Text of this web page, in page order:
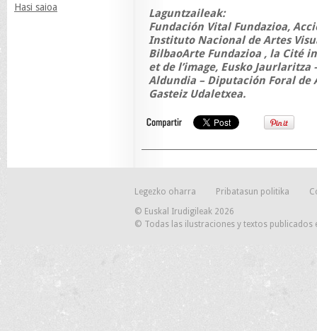
Hasi saioa
Laguntzaileak:
Fundación Vital Fundazioa,
Instituto Nacional de Artes
BilbaoArte Fundazioa , la Cité
et de l’image, Eusko Jaurlaritza
Aldundia – Diputación Foral de
Gasteiz Udaletxea.
Legezko oharra Pribatasun politika
© Euskal Irudigileak 2026
© Todas las ilustraciones y textos publicados